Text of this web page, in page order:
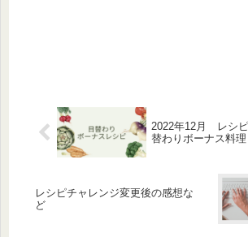
2022年12月 レシ
替わりボーナス料
レシピチャレンジ変更後の感想な
ど